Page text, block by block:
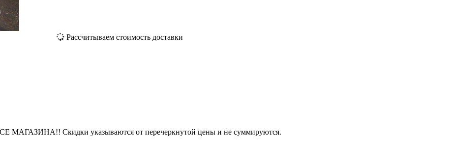
Рассчитываем стоимость доставки
Скидки указываются от перечеркнутой цены и не суммируются.